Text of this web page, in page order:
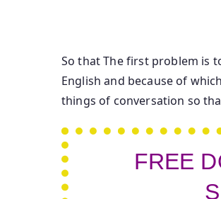
So that The first problem is
English and because of
things of conversation so
FREE